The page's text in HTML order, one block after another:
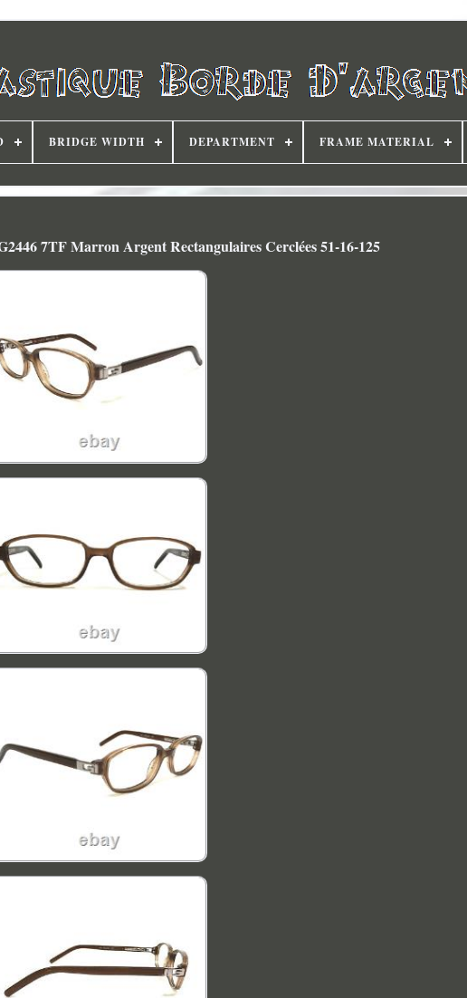
BRIDGE WIDTH DEPARTMENT FRAME MATERIAL
7TF Marron Argent Rectangulaires Cerclées 51-16-125